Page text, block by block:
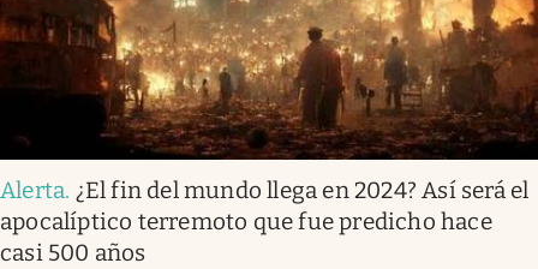
Alerta. ¿El fin del mundo llega en 2024? Así será el
apocalíptico terremoto que fue predicho hace
casi 500 años